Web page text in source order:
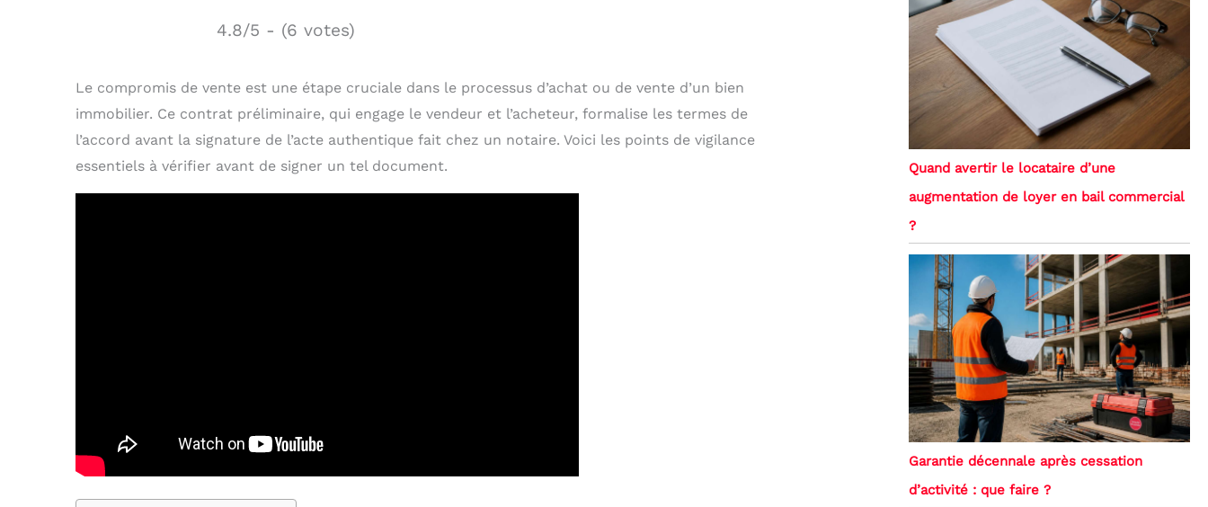
4.8/5 - (6 votes)
Le compromis de vente est une étape cruciale dans le processus d’achat ou de vente d’un bien
immobilier. Ce contrat préliminaire, qui engage le vendeur et l’acheteur, formalise les termes de
l’accord avant la signature de l’acte authentique fait chez un notaire. Voici les points de vigilance
essentiels à vérifier avant de signer un tel document.
Quand avertir le locataire d’une
augmentation de loyer en bail commercial
?
Garantie décennale après cessation
d’activité : que faire ?